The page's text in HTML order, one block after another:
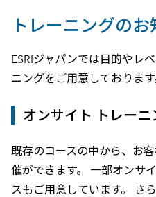
トレーニングのお
ESRIジャパンでは目的やレ
ニングをご用意しております
オンサイト トレーニ
既存のコースの中から、お
催ができます。 一部オンサ
スもご用意しています。 さ